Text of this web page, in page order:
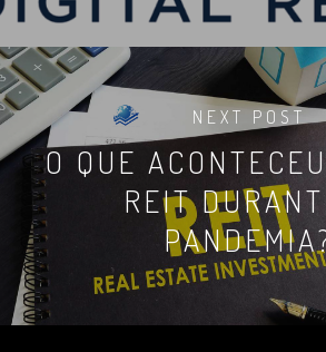
NEXT POST
O QUE
REIT